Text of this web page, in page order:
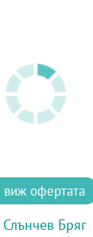
виж офертата
Слънчев Бряг